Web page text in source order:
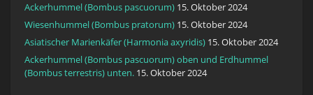
Ackerhummel (Bombus pascuorum) 15. Oktober 2024
Wiesenhummel (Bombus pratorum) 15. Oktober 2024
Asiatischer Marienkäfer (Harmonia axyridis) 15. Oktober 2024
Ackerhummel (Bombus pascuorum) oben und Erdhummel
(Bombus terrestris) unten. 15. Oktober 2024